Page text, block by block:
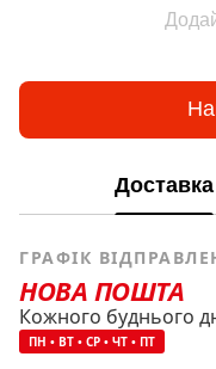
Доставка
ГРАФІК
НОВА ПОШТА
Кожного буднього
ПН • ВТ • СР • ЧТ • ПТ